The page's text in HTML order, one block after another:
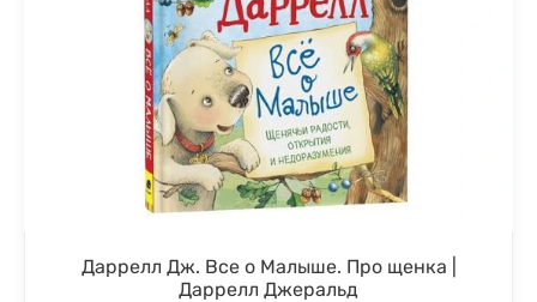
Даррелл Дж. Все о Малыше. Про щенка |
Даррелл Джеральд